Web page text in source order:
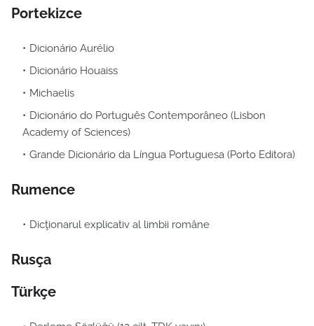
Portekizce
Dicionário Aurélio
Dicionário Houaiss
Michaelis
Dicionário do Português Contemporâneo (Lisbon
Academy of Sciences)
Grande Dicionário da Língua Portuguesa (Porto Editora)
Rumence
Dicţionarul explicativ al limbii române
Rusça
Türkçe